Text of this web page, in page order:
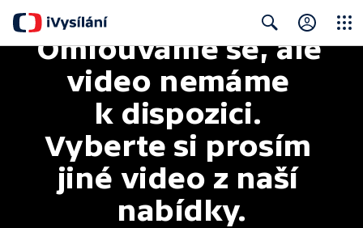
Search
Omlouváme se, ale
video nemáme
k dispozici.
Vyberte si prosím
jiné video z naší
nabídky.